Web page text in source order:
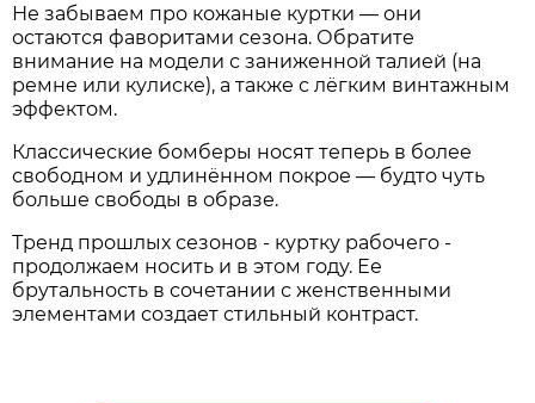
Не забываем про кожаные куртки — они
остаются фаворитами сезона. Обратите
внимание на модели с заниженной талией (на
ремне или кулиске), а также с лёгким винтажным
эффектом.
Классические бомберы носят теперь в более
свободном и удлинённом покрое — будто чуть
больше свободы в образе.
Тренд прошлых сезонов - куртку рабочего -
продолжаем носить и в этом году. Ее
брутальность в сочетании с женственными
элементами создает стильный контраст.